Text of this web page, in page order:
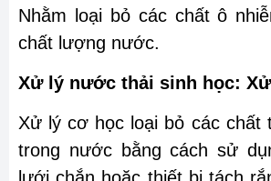
Nhằm loại bỏ các chất ô
chất lượng nước.
Xử lý nước thải sinh học:
Xử lý cơ học loại bỏ các chất
trong nước bằng cách sử